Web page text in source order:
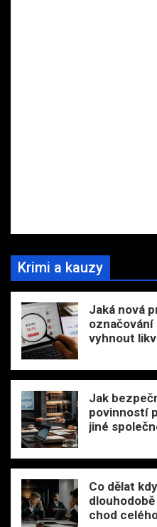
Krimi a kauzy
Jaká nová
označování
vyhnout
Jak
povinností
jiné
Co dělat
chod